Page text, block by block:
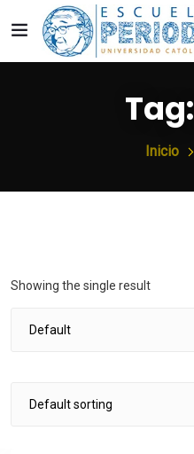
Tag:
Inicio
Showing the single result